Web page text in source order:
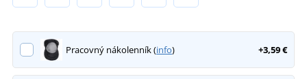
Pracovný nákolenník (info) +3,59 €